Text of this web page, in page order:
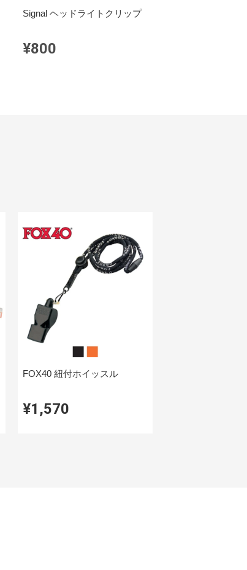
Signal ヘッドライトクリップ
¥800
FOX40 紐付ホイッスル
¥1,570